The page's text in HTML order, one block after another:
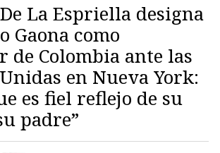
La Espriella designa
Gaona como
de Colombia ante las
en Nueva York:
es fiel reflejo de su
padre”